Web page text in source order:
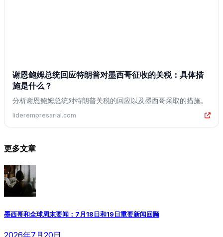
谢恩鲍姆总统回应特朗普对墨西哥征收的关税：具体措
施是什么？
分析谢恩鲍姆总统对特朗普关税的回应以及墨西哥采取的措施。
liderempresarial.com
更多文章
墨西哥和全球周末要闻：7月18日和19日重要新闻回顾
2026年7月20日